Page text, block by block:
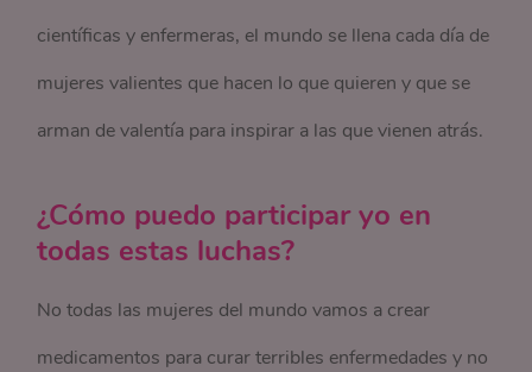
científicas y enfermeras, el mundo se llena cada día de
mujeres valientes que hacen lo que quieren y que se
arman de valentía para inspirar a las que vienen atrás.
¿Cómo puedo participar yo en
todas estas luchas?
No todas las mujeres del mundo vamos a crear
medicamentos para curar terribles enfermedades y no